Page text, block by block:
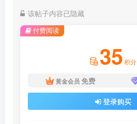
该帖子内容已隐藏
付费阅读
35 积分
黄金会员 免费
登录购买